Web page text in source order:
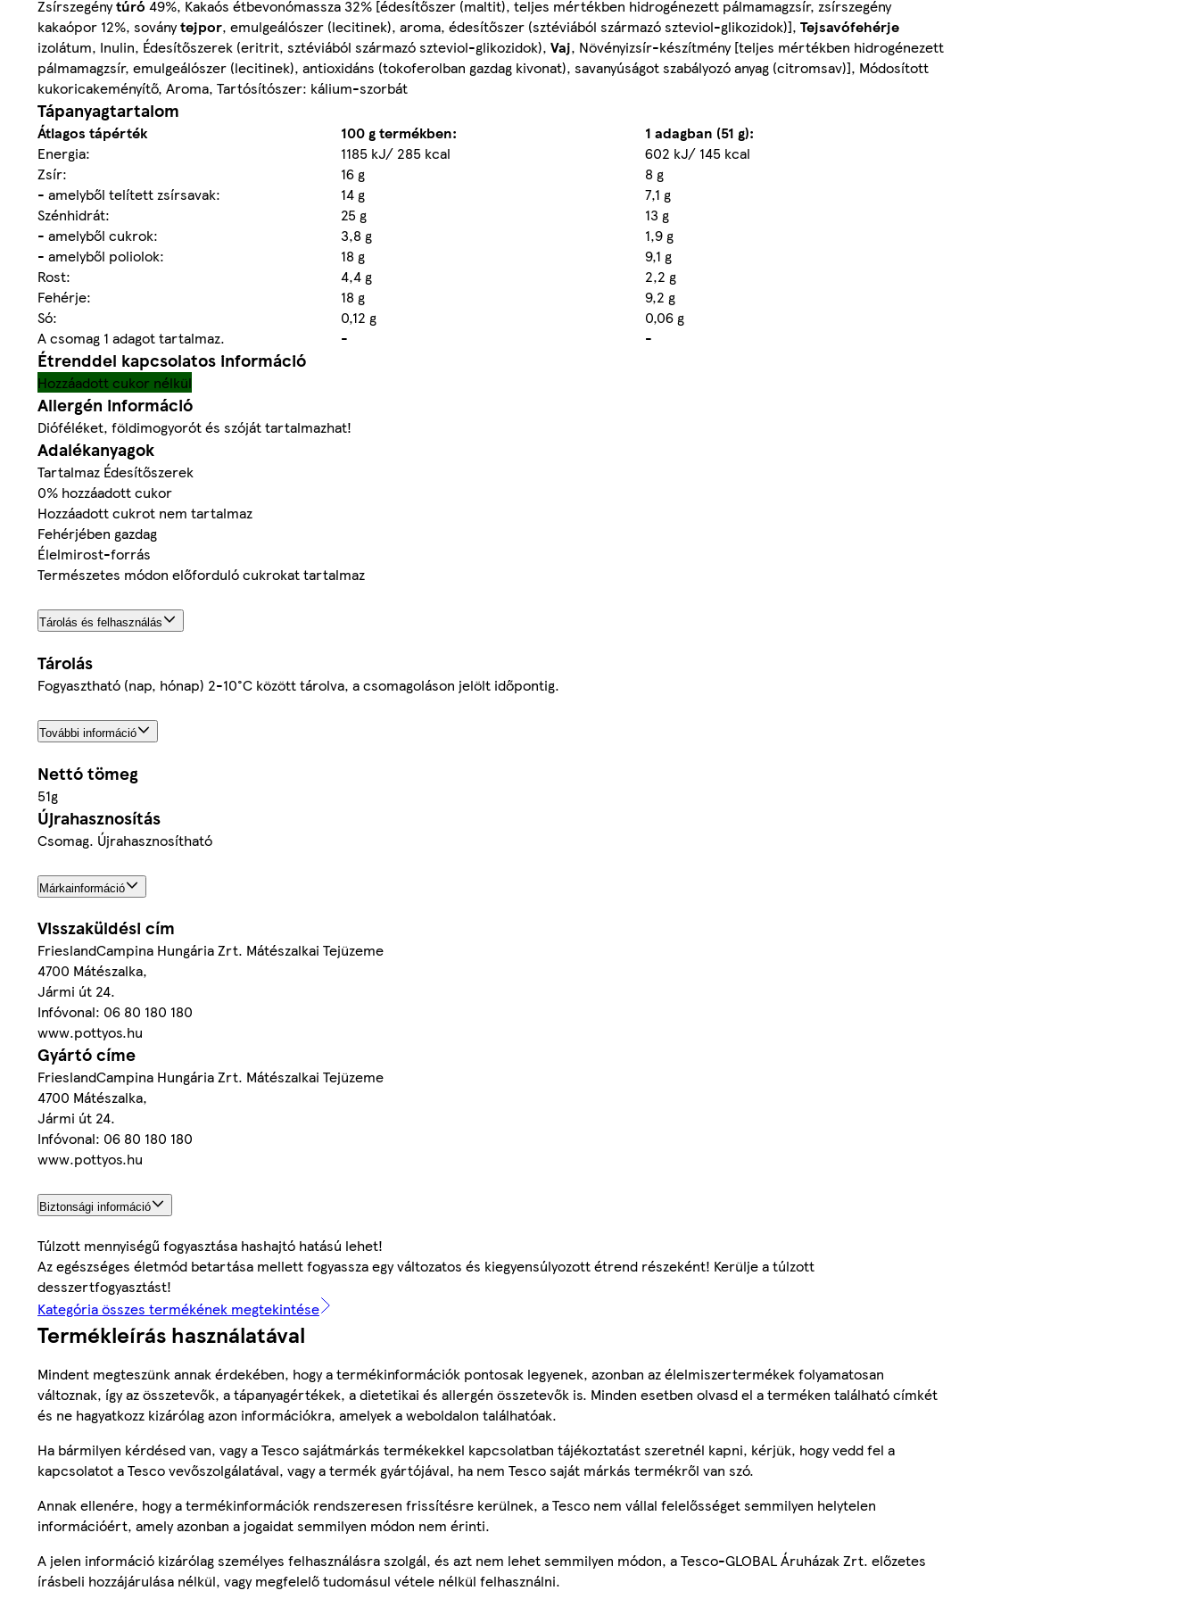
Zsírszegénytúró 49%, Kakaós étbevonómassza 32% [édesítőszer (maltit), teljes mértékben hidrogénezett pálmamagzsír, zsírszegény
kakaópor 12%, soványtejpor, emulgeálószer (lecitinek), aroma, édesítőszer (sztéviából származó szteviol-glikozidok)], Tejsavófehérje
izolátum, Inulin, Édesítőszerek (eritrit, sztéviából származó szteviol-glikozidok), Vaj, Növényizsír-készítmény [teljes mértékben hidrogénezett
pálmamagzsír, emulgeálószer (lecitinek), antioxidáns (tokoferolban gazdag kivonat), savanyúságot szabályozó anyag (citromsav)], Módosított
kukoricakeményítő, Aroma, Tartósítószer: kálium-szorbát
Tápanyagtartalom
Átlagos tápérték 100 g termékben:
1 adagban (51 g):
Energia:
1185 kJ/ 285 kcal
602 kJ/ 145 kcal
Zsír:
16 g
8 g
- amelyből telített zsírsavak:
14 g
7,1 g
Szénhidrát:
25 g
13 g
- amelyből cukrok:
3,8 g
1,9 g
- amelyből poliolok:
18 g
9,1 g
Rost:
4,4 g
2,2 g
Fehérje:
18 g
9,2 g
Só:
0,12 g
0,06 g
A csomag 1 adagot tartalmaz.
- -
Étrenddel kapcsolatos információ
Hozzáadott cukor nélkül
Allergén információ
Dióféléket, földimogyorót és szóját tartalmazhat!
Adalékanyagok
Tartalmaz Édesítőszerek
0% hozzáadott cukor
Hozzáadott cukrot nem tartalmaz
Fehérjében gazdag
Élelmirost-forrás
Természetes módon előforduló cukrokat tartalmaz
Tárolás és felhasználás
Tárolás
Fogyasztható (nap, hónap) 2-10°C között tárolva, a csomagoláson jelölt időpontig.
További információ
Nettó tömeg
51g
Újrahasznosítás
Csomag. Újrahasznosítható
Márkainformáció
Visszaküldési cím
FrieslandCampina Hungária Zrt. Mátészalkai Tejüzeme
4700 Mátészalka,
Jármi út 24.
Infóvonal: 06 80 180 180
www.pottyos.hu
Gyártó címe
FrieslandCampina Hungária Zrt. Mátészalkai Tejüzeme
4700 Mátészalka,
Jármi út 24.
Infóvonal: 06 80 180 180
www.pottyos.hu
Biztonsági információ
Túlzott mennyiségű fogyasztása hashajtó hatású lehet!
Az egészséges életmód betartása mellett fogyassza egy változatos és kiegyensúlyozott étrend részeként! Kerülje a túlzott
desszertfogyasztást!
Kategória összes termékének megtekintése
Termékleírás használatával
Mindent megteszünk annak érdekében, hogy a termékinformációk pontosak legyenek, azonban az élelmiszertermékek folyamatosan
változnak, így az összetevők, a tápanyagértékek, a dietetikai és allergén összetevők is. Minden esetben olvasd el a terméken található címkét
és ne hagyatkozz kizárólag azon információkra, amelyek a weboldalon találhatóak.
Ha bármilyen kérdésed van, vagy a Tesco sajátmárkás termékekkel kapcsolatban tájékoztatást szeretnél kapni, kérjük, hogy vedd fel a
kapcsolatot a Tesco vevőszolgálatával, vagy a termék gyártójával, ha nem Tesco saját márkás termékről van szó.
Annak ellenére, hogy a termékinformációk rendszeresen frissítésre kerülnek, a Tesco nem vállal felelősséget semmilyen helytelen
információért, amely azonban a jogaidat semmilyen módon nem érinti.
A jelen információ kizárólag személyes felhasználásra szolgál, és azt nem lehet semmilyen módon, a Tesco-GLOBAL Áruházak Zrt. előzetes
írásbeli hozzájárulása nélkül, vagy megfelelő tudomásul vétele nélkül felhasználni.